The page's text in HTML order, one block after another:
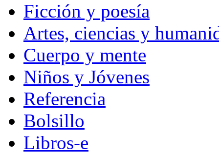
Ficción y poesía
Artes, ciencias y
Cuerpo y mente
Niños y Jóvenes
Referencia
Bolsillo
Libros-e